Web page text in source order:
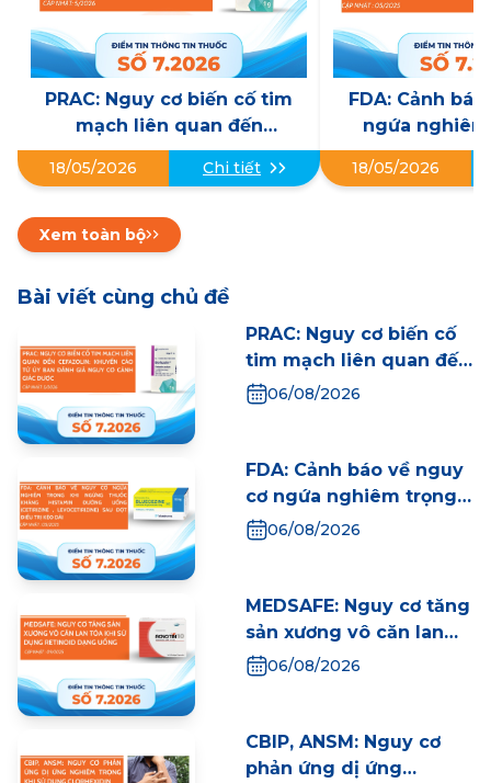
PRAC: Nguy cơ biến cố tim
mạch liên quan đến
CEFAZOLIN: Khuyến cáo từ
Ủy ban đánh giá nguy cơ
18/05/2026 Chi tiết
FDA: Cảnh
ngứa
ngừng thuốc
đường uống
18/05/2026
Xem toàn bộ
Bài viết cùng chủ đề
PRAC: Nguy cơ biến cố
tim mạch liên quan đến
CEFAZOLIN: Khuyến cáo
06/08/2026
FDA: Cảnh báo về nguy
cơ ngứa nghiêm trọng
khi ngừng thuốc kháng
Levocetirizine) sau đợt
điều trị kéo dài
06/08/2026
MEDSAFE: Nguy cơ tăng
sản xương vô căn lan
tỏa khi sử dụng
06/08/2026
CBIP, ANSM: Nguy cơ
phản ứng dị ứng